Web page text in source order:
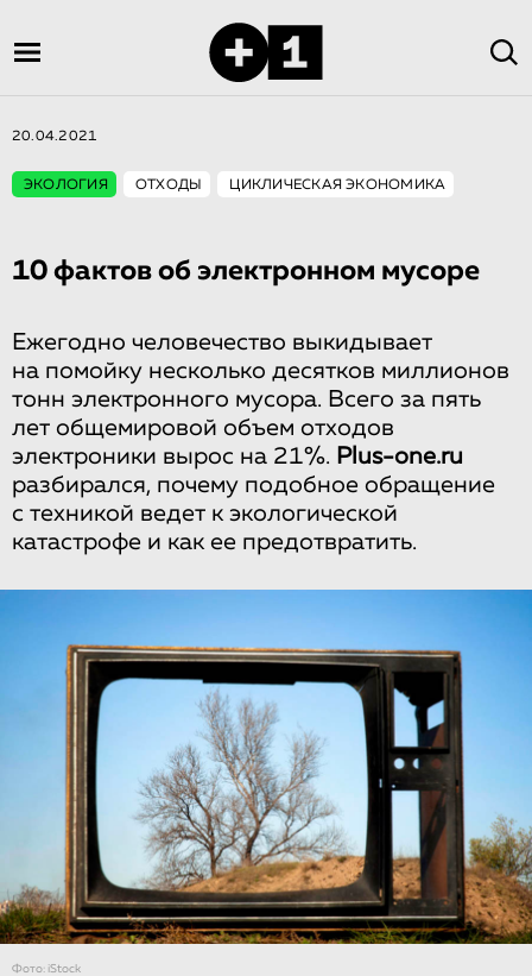
20.04.2021
ЭКОЛОГИЯ ОТХОДЫ ЦИКЛИЧЕСКАЯ ЭКОНОМИКА
10 фактов об электронном мусоре
Ежегодно человечество выкидывает
на помойку несколько десятков миллионов
тонн электронного мусора. Всего за пять
лет общемировой объем отходов
электроники вырос на 21%. Plus-one.ru
разбирался, почему подобное обращение
с техникой ведет к экологической
катастрофе и как ее предотвратить.
Фото: iStock